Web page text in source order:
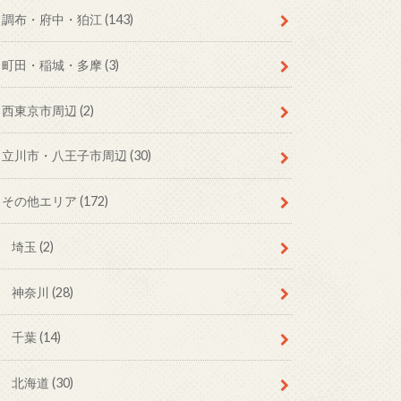
調布・府中・狛江 (143)
町田・稲城・多摩 (3)
西東京市周辺 (2)
立川市・八王子市周辺 (30)
その他エリア (172)
埼玉(2)
神奈川(28)
千葉(14)
北海道(30)